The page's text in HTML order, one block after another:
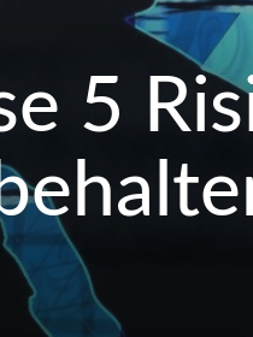
5